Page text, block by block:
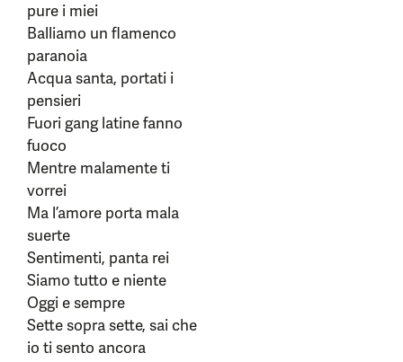
pure i miei
Balliamo un flamenco
paranoia
Acqua santa, portati i
pensieri
Fuori gang latine fanno
fuoco
Mentre malamente ti
vorrei
Ma l’amore porta mala
suerte
Sentimenti, panta rei
Siamo tutto e niente
Oggi e sempre
Sette sopra sette, sai che
io ti sento ancora